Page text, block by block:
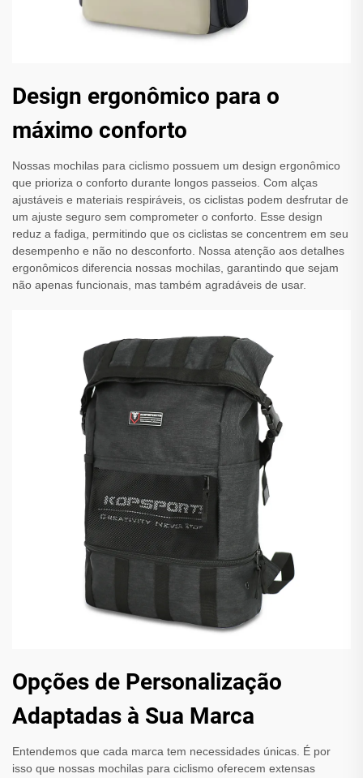
Design ergonômico para o
máximo conforto
Nossas mochilas para ciclismo possuem um design ergonômico
que prioriza o conforto durante longos passeios. Com alças
ajustáveis e materiais respiráveis, os ciclistas podem desfrutar de
um ajuste seguro sem comprometer o conforto. Esse design
reduz a fadiga, permitindo que os ciclistas se concentrem em seu
desempenho e não no desconforto. Nossa atenção aos detalhes
ergonômicos diferencia nossas mochilas, garantindo que sejam
não apenas funcionais, mas também agradáveis de usar.
Opções de Personalização
Adaptadas à Sua Marca
Entendemos que cada marca tem necessidades únicas. É por
isso que nossas mochilas para ciclismo oferecem extensas